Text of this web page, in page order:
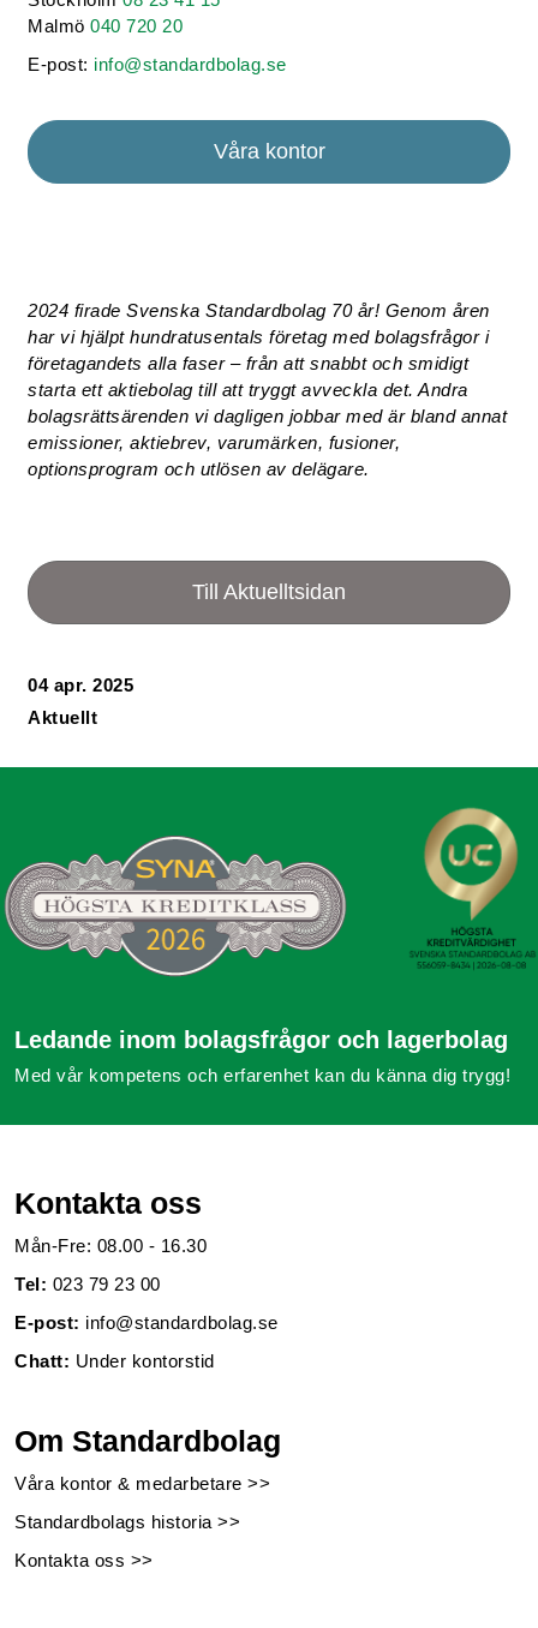
Malmö040 720 20
E-post: info@standardbolag.se
Våra kontor
2024 firade Svenska Standardbolag 70 år! Genom åren
har vi hjälpt hundratusentals företag med bolagsfrågor i
företagandets alla faser – från att snabbt och smidigt
starta ett aktiebolag till att tryggt avveckla det. Andra
bolagsrättsärenden vi dagligen jobbar med är bland annat
emissioner, aktiebrev, varumärken, fusioner,
optionsprogram och utlösen av delägare.
Till Aktuelltsidan
04 apr. 2025
Aktuellt
Ledande inom bolagsfrågor och lagerbolag
Med vår kompetens och erfarenhet kan du känna dig trygg!
Kontakta oss
Mån-Fre: 08.00 - 16.30
Tel: 023 79 23 00
E-post: info@standardbolag.se
Chatt: Under kontorstid
Om Standardbolag
Våra kontor & medarbetare >>
Standardbolags historia >>
Kontakta oss >>